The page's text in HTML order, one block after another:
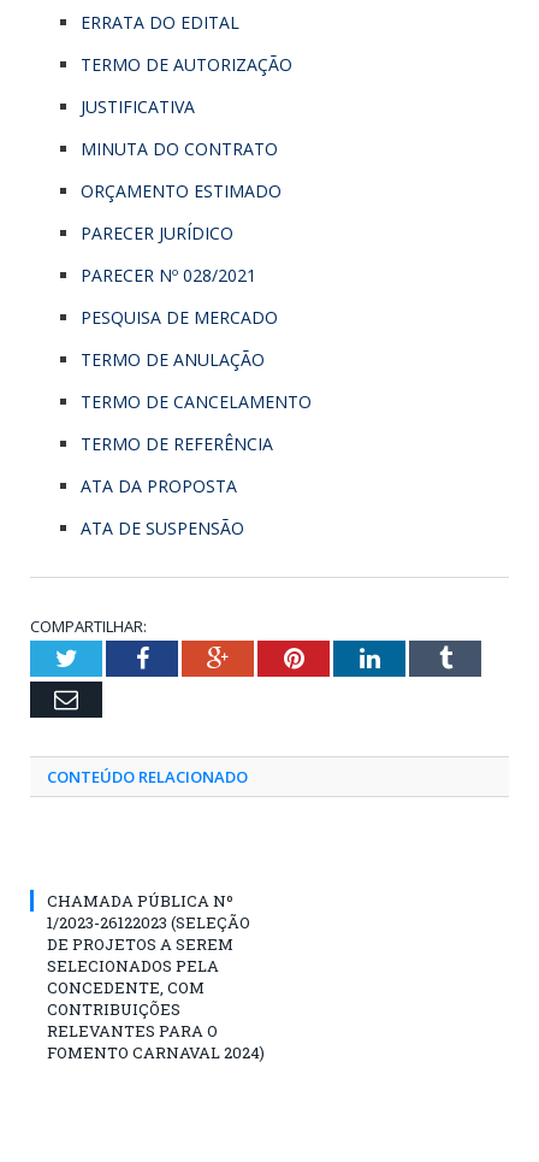
ERRATA DO EDITAL
TERMO DE AUTORIZAÇÃO
JUSTIFICATIVA
MINUTA DO CONTRATO
ORÇAMENTO ESTIMADO
PARECER JURÍDICO
PARECER Nº 028/2021
PESQUISA DE MERCADO
TERMO DE ANULAÇÃO
TERMO DE CANCELAMENTO
TERMO DE REFERÊNCIA
ATA DA PROPOSTA
ATA DE SUSPENSÃO
COMPARTILHAR:
TwitterFacebookGoogle+PinterestLinkedInTumblr
Email
CONTEÚDO RELACIONADO
CHAMADA PÚBLICA Nº
1/2023-26122023 (SELEÇÃO
DE PROJETOS A SEREM
SELECIONADOS PELA
CONCEDENTE, COM
CONTRIBUIÇÕES
RELEVANTES PARA O
FOMENTO CARNAVAL 2024)